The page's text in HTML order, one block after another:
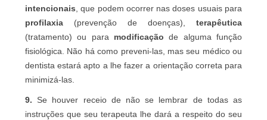
intencionais, que podem ocorrer nas doses usuais para
profilaxia(prevenção de doenças),terapêutica
(tratamento) ou para modificação de alguma função
fisiológica. Não há como preveni-las, mas seu médico ou
dentista estará apto a lhe fazer a orientação correta para
minimizá-las.
9. Se houver receio de não se lembrar de todas as
instruções que seu terapeuta lhe dará a respeito do seu